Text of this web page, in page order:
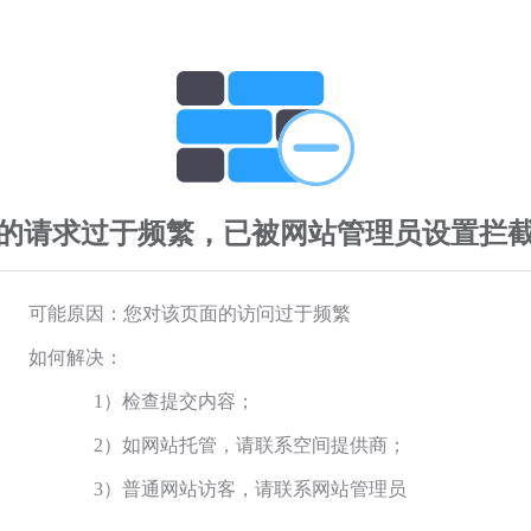
请求过于频繁，已被网站管理员设置拦
可能原因：您对该页面的访问过于频繁
如何解决：
1）检查提交内容；
2）如网站托管，请联系空间提供商；
3）普通网站访客，请联系网站管理员